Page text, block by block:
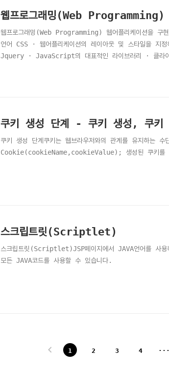
웹프로그래밍(Web Programming)
웹프로그래밍(Web Programming) 웹어플리케이션을 구
언어 CSS · 웹어플리케이션의 레이아웃 및 스타일을
Jquery · JavaScript의 대표적인 라이브러리 · 클라
쿠키 생성 단계 - 쿠키 생성, 쿠키
쿠키 생성 단계쿠키는 웹브라우저와의 관계를 유지하
Cookie(cookieName,cookieValue); 생성된 쿠키
스크립트릿(Scriptlet)
스크립트릿(Scriptlet)JSP페이지에서 JAVA언어를 사
모든 JAVA코드를 사용할 수 있습니다.
1 2 3 4 ···